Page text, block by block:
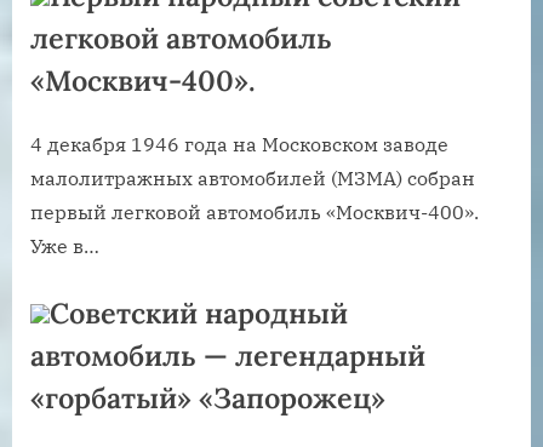
легковой автомобиль
«Москвич-400».
4 декабря 1946 года на Московском заводе
малолитражных автомобилей (МЗМА) собран
первый легковой автомобиль «Москвич-400».
Уже в…
Советский народный
автомобиль — легендарный
«горбатый» «Запорожец»